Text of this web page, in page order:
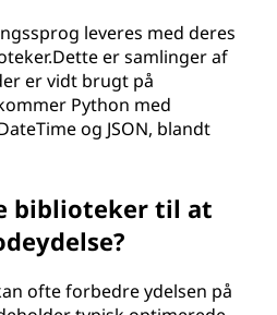
leveres med deres
er samlinger af
er vidt brugt på
Python med
og JSON, blandt
biblioteker til at
ofte forbedre ydelsen på